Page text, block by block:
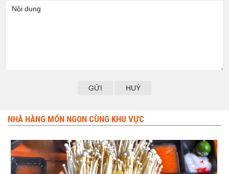
HUỶ
NHÀ HÀNG MÓN NGON CÙNG KHU VỰC